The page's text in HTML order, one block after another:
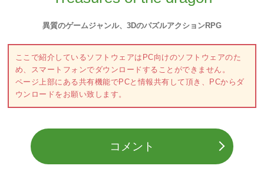
異質のゲームジャンル、3DのパズルアクションRPG
ここで紹介しているソフトウェアはPC向けのソフトウェアのた
め、スマートフォンでダウンロードすることができません。
ページ上部にある共有機能でPCと情報共有して頂き、PCからダ
ウンロードをお願い致します。
コメント